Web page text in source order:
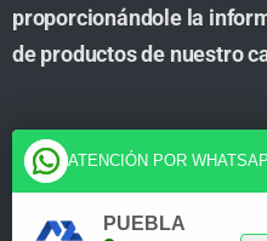
proporcionándole la
de productos de nuestro
Cuenta
Tienda
ATENCIÓN POR
PUEBLA